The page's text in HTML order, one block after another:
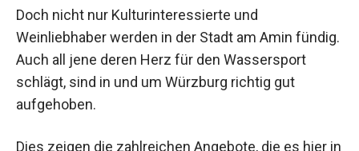
Doch nicht nur Kulturinteressierte und
Weinliebhaber werden in der Stadt am Amin fündig.
Auch all jene deren Herz für den Wassersport
schlägt, sind in und um Würzburg richtig gut
aufgehoben.
Dies zeigen die zahlreichen Angebote, die es hier in